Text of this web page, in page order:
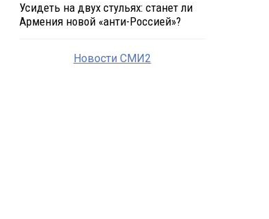
Усидеть на двух стульях: станет ли
Армения новой «анти-Россией»?
Новости СМИ2